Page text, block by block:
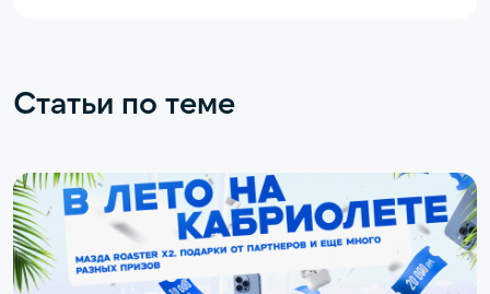
Статьи по теме